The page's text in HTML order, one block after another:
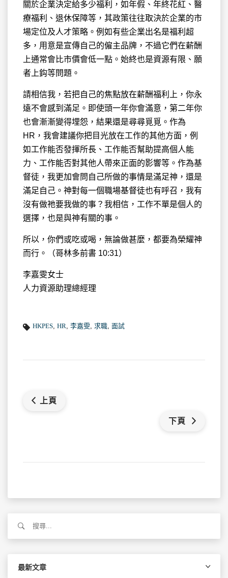
關於企業決定給多少福利，如年假、年終花紅、醫
療福利、退休保障等，其政策往往取決於企業的市
場定位及人才策略。例如有些企業出名是福利超
多，用意是宣傳自己的僱主品牌，不過它們在薪酬
上通常會比市價會低一點。始終也是資源有限、願
者上鈎等問題。
請相信我，若把自己的焦點放在薪酬福利上，你永
遠不會感到滿足。即使頭一年你會滿意，第二年你
也會漸漸變得埋怨，結果還是尋尋覓覓。作為
HR，我會建議你把目光放在工作的其他方面，例
如工作能否發揮所長、工作能否幫助提高個人能
力、工作能否對其他人帶來正面的影響等。作為基
督徒，我更加會問自己所做的事情是滿足神，還是
滿足自己。神對每一個職場基督徒也有呼召，我有
沒有做祂要我做的事？我相信，工作不單是個人的
選擇，也是與神有關的事。
所以，你們或吃或喝，無論做甚麼，都要為榮耀神
而行。（哥林多前書 10:31）
李嘉雯女士
人力資源助理總經理
HKPES HR 李嘉雯 求職 面試
上頁
下頁
關
最新文章